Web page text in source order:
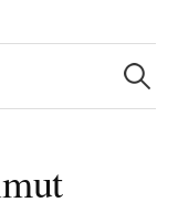
Suchen
nach: